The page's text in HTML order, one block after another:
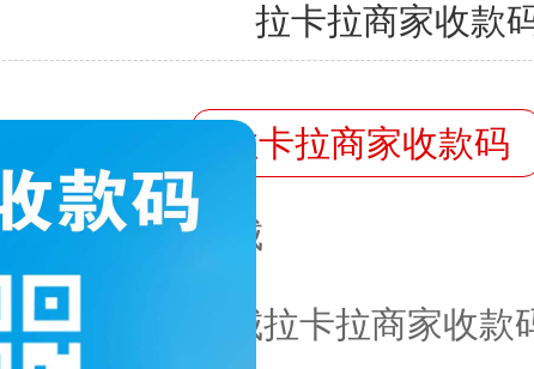
拉卡拉商家收款
拉卡拉商家收款码
服务区域： 稻城
内容：
稻城拉卡拉商家收